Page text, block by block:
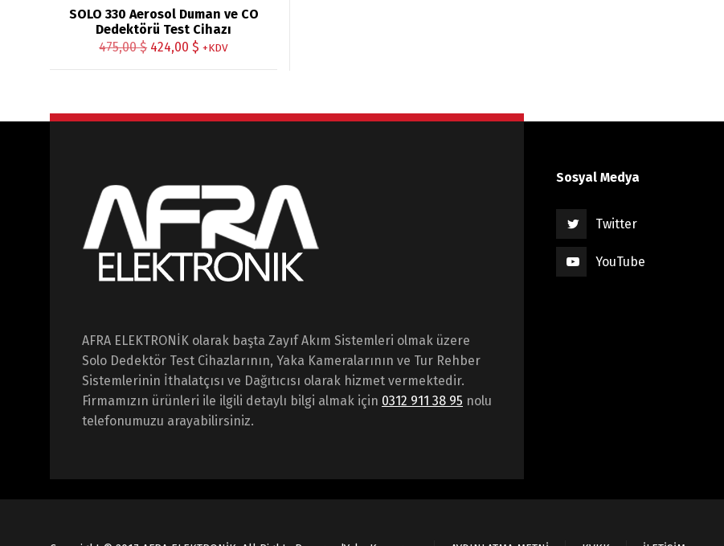
SOLO 330 Aerosol Duman ve CO
Dedektörü Test Cihazı
475,00$ Orijinal
424,00$ Şu
+KDV
AFRA ELEKTRONİK olarak başta Zayıf Akım Sistemleri olmak üzere
Solo Dedektör Test Cihazlarının, Yaka Kameralarının ve Tur Rehber
Sistemlerinin İthalatçısı ve Dağıtıcısı olarak hizmet vermektedir.
Firmamızın ürünleri ile ilgili detaylı bilgi almak için 0312 911 38 95 nolu
telefonumuzu arayabilirsiniz.
Sosyal Medya
Twitter
YouTube